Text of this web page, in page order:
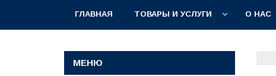
ГЛАВНАЯ ТОВАРЫ И УСЛУГИ О НАС